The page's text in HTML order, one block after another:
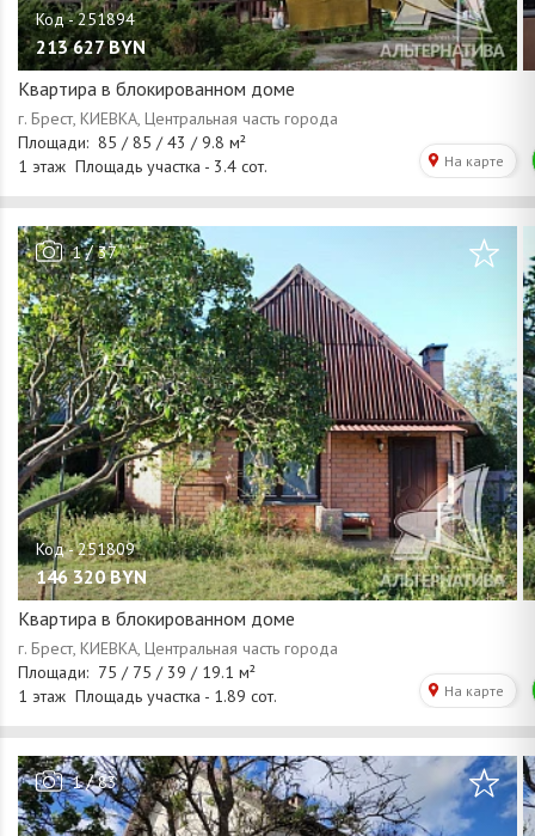
213 627 BYN
Квартира в блокированном доме
1/37
146 320 BYN
Квартира в блокированном доме
1/83